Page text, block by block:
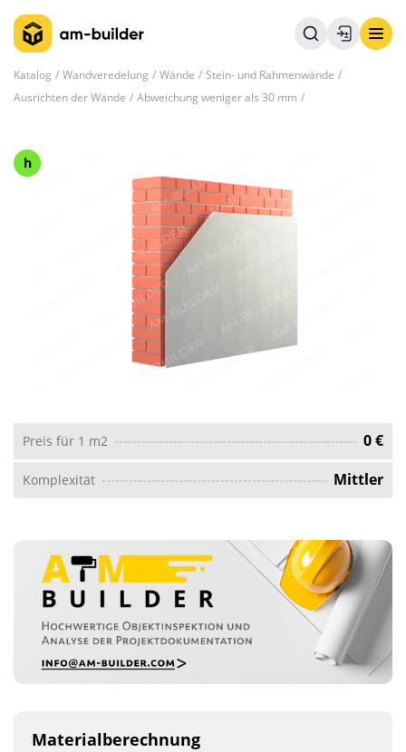
Katalog Wandveredelung Wände
Stein- und Rahmenwände
Ausrichten der Wände
Abweichung weniger als 30 mm
h
Preis für 1 m2 0 €
Komplexität Mittler
Materialberechnung